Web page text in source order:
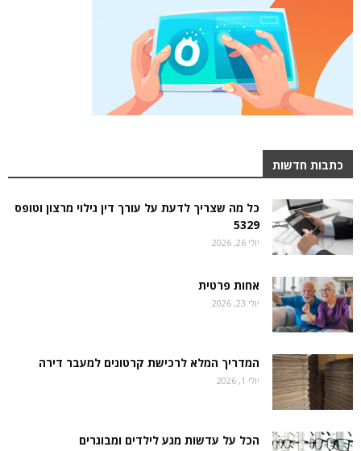
כתבות חדשות
כל מה שצריך לדעת על עורך דין גילוי מרצון וטופס
5329
יולי 26, 2026
אחות פרטית
יולי 23, 2026
המדריך המלא לרכישת קרטונים למעבר דירה
יולי 1, 2026
הכל על עדשות מגע לילדים ומבוגרים